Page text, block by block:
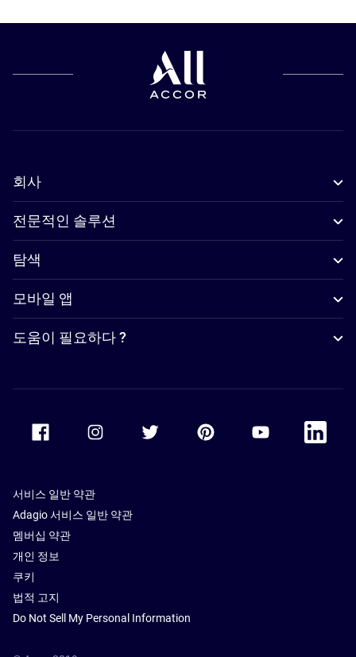
회사
전문적인 솔루션
탐색
모바일 앱
도움이 필요하다 ?
Accor Facebook Accor TwitterAccor PinterestAccor Youtube
Accor
서비스 일반 약관
Adagio 서비스 일반 약관
멤버십 약관
개인 정보
쿠키
법적 고지
Do Not Sell My Personal Information